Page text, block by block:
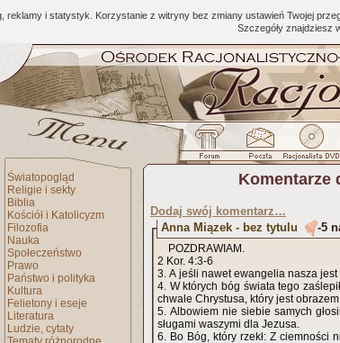
reklamy i statystyk. Korzystanie z witryny bez zmiany ustawień Twojej
Szczegóły znajdziesz
Światopogląd
Religie i sekty
Biblia
Kościół i Katolicyzm
Filozofia
Nauka
Społeczeństwo
Prawo
Państwo i polityka
Kultura
Felietony i eseje
Literatura
Ludzie, cytaty
Komentarze
Dodaj swój komentarz…
Anna Miązek - bez tytulu
-5
POZDRAWIAM.
2 Kor. 4:3-6
3. A jeśli nawet ewangelia nasza jest
4. W których bóg świata tego
chwale Chrystusa, który jest
5. Albowiem nie siebie samych
sługami waszymi dla Jezusa.
6. Bo Bóg, który rzekł: Z ciemności